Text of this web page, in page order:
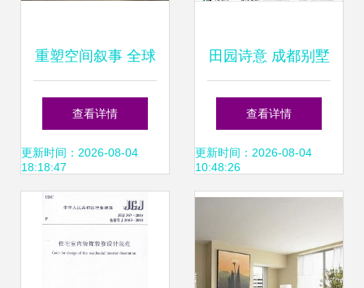
重塑空间叙事 全球
顶尖酒店设计师及
其标志性作品
查看详情
更新时间：2026-08-04
18:18:47
田园诗意 成都别墅
装修的悠然境界
查看详情
更新时间：2026-08-04
10:48:26